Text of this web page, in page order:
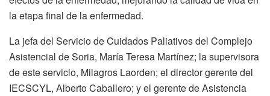
la etapa final de la enfermedad.
La jefa del Servicio de Cuidados Paliativos del Complejo
Asistencial de Soria, María Teresa Martínez; la supervisora
de este servicio, Milagros Laorden; el director gerente del
IECSCYL, Alberto Caballero; y el gerente de Asistencia